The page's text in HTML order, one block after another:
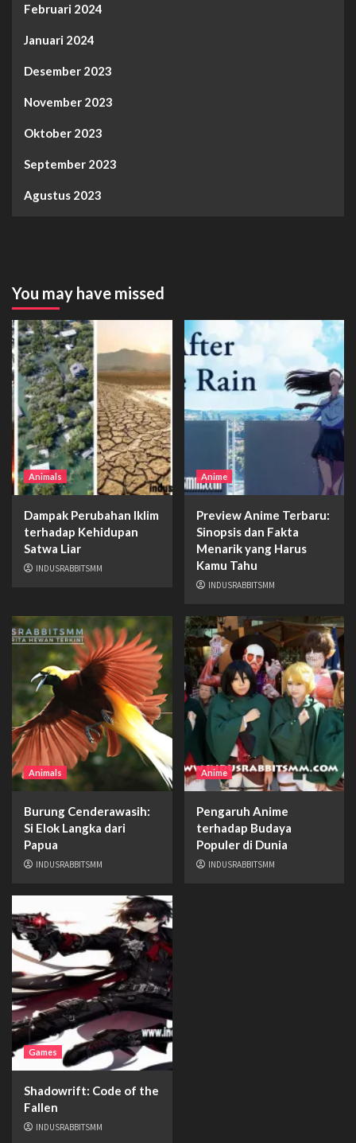
Februari 2024
Januari 2024
Desember 2023
November 2023
Oktober 2023
September 2023
Agustus 2023
You may have missed
Animals
Dampak Perubahan Iklim
terhadap Kehidupan
Satwa Liar
INDUSRABBITSMM
Anime
Preview Anime Terbaru:
Sinopsis dan Fakta
Menarik yang Harus
Kamu Tahu
INDUSRABBITSMM
Animals
Burung Cenderawasih:
Si Elok Langka dari
Papua
INDUSRABBITSMM
Anime
Pengaruh Anime
terhadap Budaya
Populer di Dunia
INDUSRABBITSMM
Games
Shadowrift: Code of the
Fallen
INDUSRABBITSMM